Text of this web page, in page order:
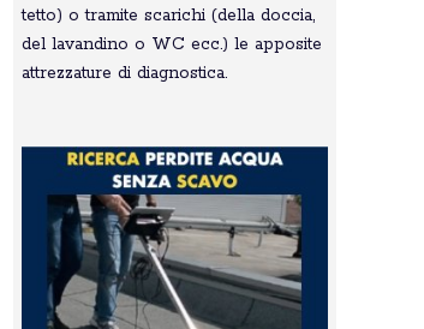
tetto) o tramite scarichi (della doccia,
del lavandino o WC ecc.) le apposite
attrezzature di diagnostica.